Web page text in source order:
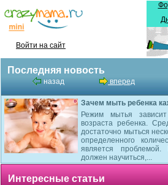
Войти на сайт
Последняя новость
назад вперед
Зачем мыть ребенка
Режим мытья
возраста ребенка.
достаточно мыться
определенного
является проблемой.
должен научиться,...
Интересные статьи